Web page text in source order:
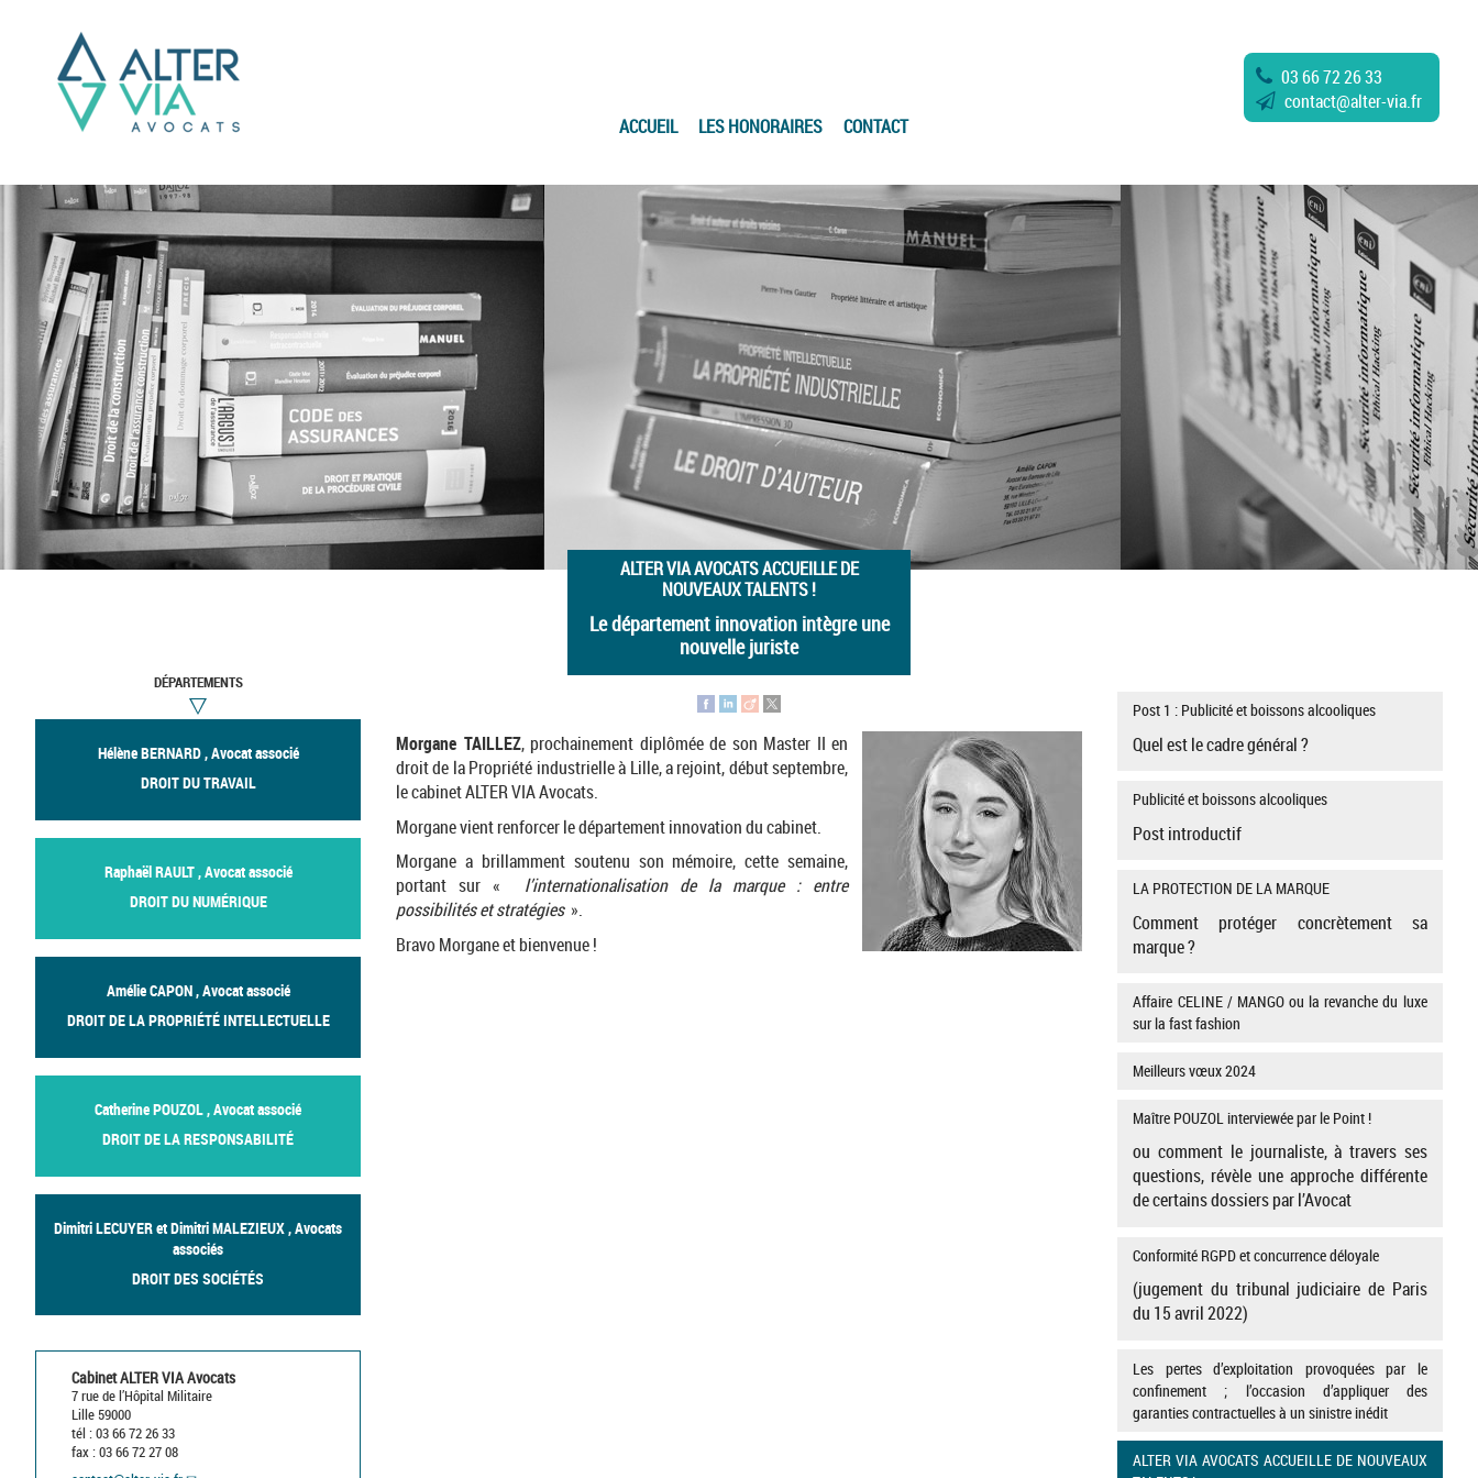
03 66 72 26 33
contact@alter-via.fr
ACCUEIL
LES HONORAIRES CONTACT
ALTER VIA AVOCATS ACCUEILLE DE
NOUVEAUX TALENTS !
Le département innovation intègre une
nouvelle juriste
Morgane TAILLEZ, prochainement diplômée de son Master II en
droit de la Propriété industrielle à Lille, a rejoint, début septembre,
le cabinet ALTER VIA Avocats.
Morgane vient renforcer le département innovation du cabinet.
Morgane a brillamment soutenu son mémoire, cette semaine,
portant sur «
l’internationalisation de la marque : entre
possibilités et stratégies ».
Bravo Morgane et bienvenue !
Post 1 : Publicité et boissons alcooliques
Quel est le cadre général ?
Publicité et boissons alcooliques
Post introductif
LA PROTECTION DE LA MARQUE
Comment protéger concrètement sa
marque ?
Affaire CELINE / MANGO ou la revanche du luxe
sur la fast fashion
Meilleurs vœux 2024
Maître POUZOL interviewée par le Point !
ou comment le journaliste, à travers ses
questions, révèle une approche différente
de certains dossiers par l’Avocat
Conformité RGPD et concurrence déloyale
(jugement du tribunal judiciaire de Paris
du 15 avril 2022)
Les pertes d’exploitation provoquées par le
confinement ; l’occasion d’appliquer des
garanties contractuelles à un sinistre inédit
ALTER VIA AVOCATS ACCUEILLE DE NOUVEAUX
DÉPARTEMENTS
Hélène BERNARD , Avocat associé
DROIT DU TRAVAIL
Raphaël RAULT , Avocat associé
DROIT DU NUMÉRIQUE
Amélie CAPON , Avocat associé
DROIT DE LA PROPRIÉTÉ INTELLECTUELLE
Catherine POUZOL , Avocat associé
DROIT DE LA RESPONSABILITÉ
Dimitri LECUYER et Dimitri MALEZIEUX , Avocats
associés
DROIT DES SOCIÉTÉS
Cabinet ALTER VIA Avocats
7 rue de l’Hôpital Militaire
Lille 59000
tél : 03 66 72 26 33
fax : 03 66 72 27 08